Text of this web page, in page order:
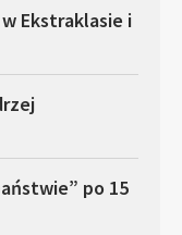
Ekstraklasie i
po 15